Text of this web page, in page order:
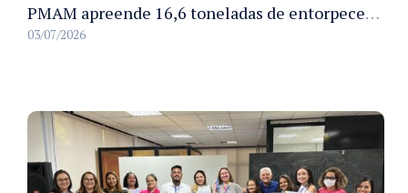
PMAM apreende 16,6 toneladas de entorpecentes e registra aumento nas prisões em flagrante e nas capturas de foragidos no primeiro semestre de 2026
03/07/2026